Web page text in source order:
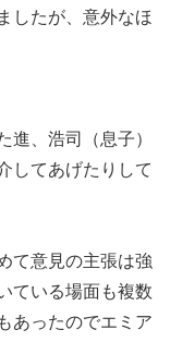
したが、意外なほ
進、浩司（息子）
してあげたりして
て意見の主張は強
ている場面も複数
あったのでエミア